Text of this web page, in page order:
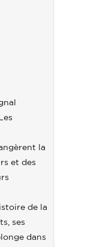
la
et des
de la
ses
dans